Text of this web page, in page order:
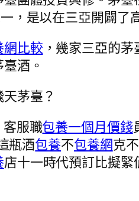
，是以在三亞開闢了
網比較 ，幾家三亞的
酒。
茅臺？
服職包養一個月價錢
瓶酒包養不包養網克
店十一時代預訂比擬緊